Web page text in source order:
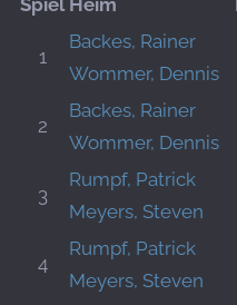
Spiel Heim
1
Backes, Rainer
Wommer, Dennis
2
Backes, Rainer
Wommer, Dennis
3
Rumpf, Patrick
Meyers, Steven
4
Rumpf, Patrick
Meyers, Steven